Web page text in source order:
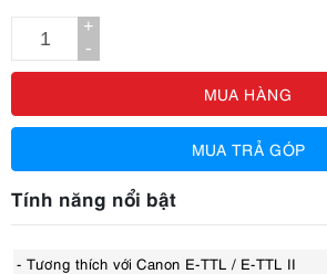
+
-
MUA HÀNG
MUA TRẢ GÓP
Tính năng nổi bật
- Tương thích với Canon E-TTL / E-TTL II